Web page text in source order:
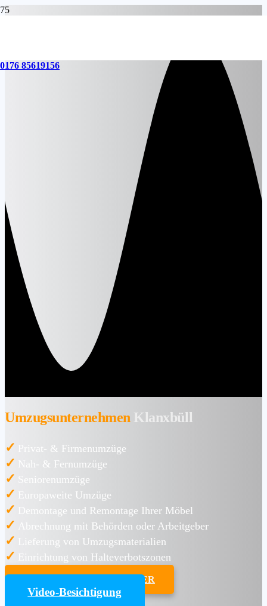
0176 85619156
Umzugsunternehmen Klanxbüll
✓ Privat- & Firmenumzüge
✓ Nah- & Fernumzüge
✓ Seniorenumzüge
✓ Europaweite Umzüge
✓ Demontage und Remontage Ihrer Möbel
✓ Abrechnung mit Behörden oder Arbeitgeber
✓ Lieferung von Umzugsmaterialien
✓ Einrichtung von Halteverbotszonen
UMZUGSKOSTENRECHNER
Video-Besichtigung